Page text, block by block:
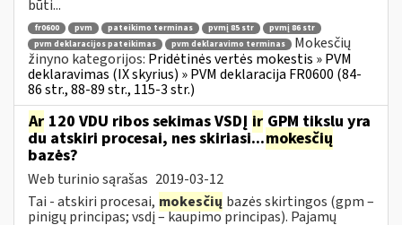
būti...
fr0600 pvm pateikimo terminas pvmį 85 str
pvmį 86 str
pvm deklaracijos pateikimas
pvm deklaravimo terminas
Mokesčių
žinyno kategorijos: Pridėtinės vertės mokestis » PVM
deklaravimas (IX skyrius) » PVM deklaracija FR0600 (84-
86 str., 88-89 str., 115-3 str.)
Ar 120 VDU ribos sekimas VSDĮ ir GPM tikslu yra
du atskiri procesai, nes skiriasi...mokesčių
bazės?
Web turinio sąrašas 2019-03-12
Tai - atskiri procesai, mokesčių bazės skirtingos (gpm –
pinigų principas; vsdį – kaupimo principas). Pajamų